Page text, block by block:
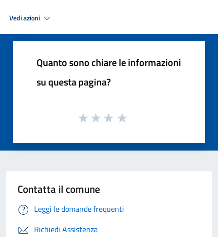
Vedi azioni
Quanto sono chiare le informazioni
su questa pagina?
Contatta il comune
Leggi le domande frequenti
Richiedi Assistenza